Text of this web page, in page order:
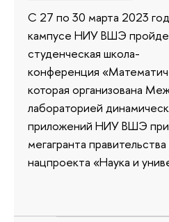
С 27 по 30 марта 2023
кампусе НИУ ВШЭ
студенческая школа-
конференция
которая организована
лабораторией
приложений НИУ ВШЭ
мегагранта
нацпроекта «Наука и